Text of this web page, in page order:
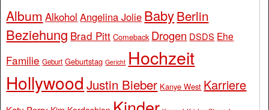
Album Alkohol Angelina Jolie BabyBerlin
Beziehung Brad Pitt Comeback Drogen DSDS Ehe
Familie Geburt Geburtstag Gericht Hochzeit
Hollywood Justin Bieber Kanye West Karriere